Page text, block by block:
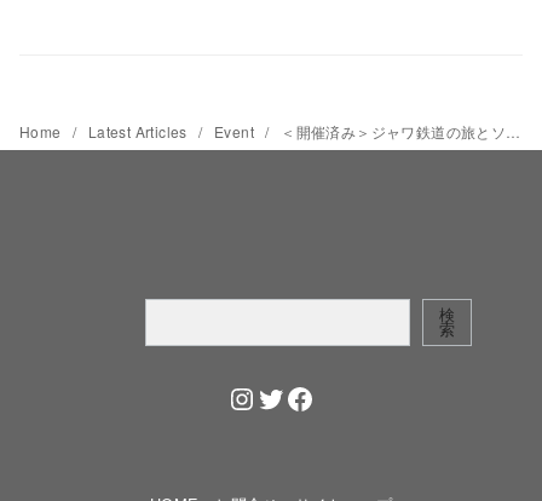
Home Latest Articles Event ＜開催済み＞ジャワ鉄道の旅とソロのバティック巡り 1泊2日ツアー、7月に開催
索
検
索
Instagram Twitter Facebook